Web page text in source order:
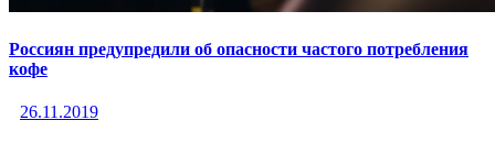
Россиян предупредили об опасности частого потребления
кофе
26.11.2019